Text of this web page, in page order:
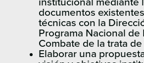
documentos
técnicas con la
Programa Nacional de
Combate de la trata
Elaborar una